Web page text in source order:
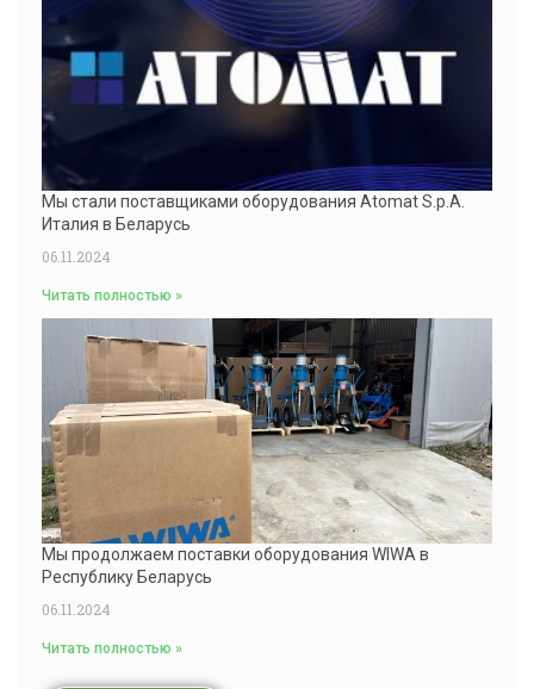
Мы стали поставщиками оборудования Atomat S.p.A.
Италия в Беларусь
06.11.2024
Читать полностью »
Мы продолжаем поставки оборудования WIWA в
Республику Беларусь
06.11.2024
Читать полностью »